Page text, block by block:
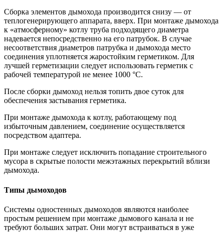
Сборка элементов дымохода производится снизу — от
теплогенерирующего аппарата, вверх. При монтаже дымохода
к «атмосферному» котлу труба подходящего диаметра
надевается непосредственно на его патрубок. В случае
несоответствия диаметров патрубка и дымохода место
соединения уплотняется жаростойким герметиком. Для
лучшей герметизации следует использовать герметик с
рабочей температурой не менее 1000 °С.
После сборки дымоход нельзя топить двое суток для
обеспечения застывания герметика.
При монтаже дымохода к котлу, работающему под
избыточным давлением, соединение осуществляется
посредством адаптера.
При монтаже следует исключить попадание строительного
мусора в скрытые полости межэтажных перекрытий вблизи
дымохода.
Типы дымоходов
Системы одностенных дымоходов являются наиболее
простым решением при монтаже дымового канала и не
требуют больших затрат. Они могут встраиваться в уже